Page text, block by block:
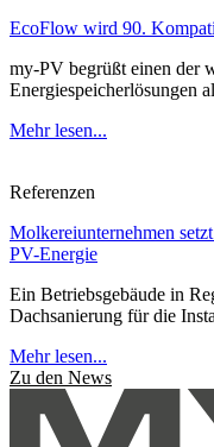
EcoFlow wird 90.
my-PV begrüßt einen der
Energiespeicherlösungen
Mehr lesen...
Referenzen
Molkereiunternehmen
PV-Energie
Ein Betriebsgebäude in
Dachsanierung für die
Mehr lesen...
Zu den News